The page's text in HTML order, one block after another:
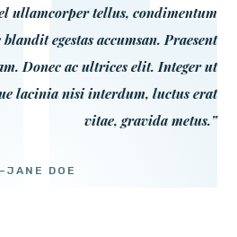
ullamcorper tellus, condimentum
egestas accumsan. Praesent
Donec ac ultrices elit. Integer ut
lacinia nisi interdum, luctus erat
vitae, gravida metus.”
DOE